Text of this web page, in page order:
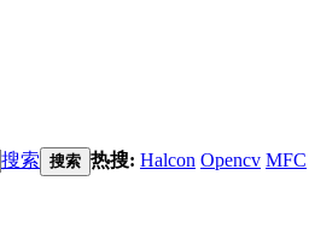
搜索 搜索 热搜: Halcon Opencv MFC